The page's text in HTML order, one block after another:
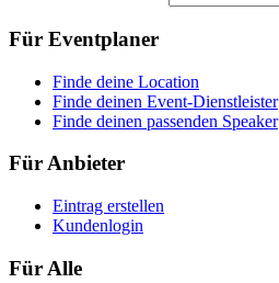
Für Eventplaner
Finde deine Location
Finde deinen Event-Dienstleister
Finde deinen passenden Speaker
Für Anbieter
Eintrag erstellen
Kundenlogin
Für Alle